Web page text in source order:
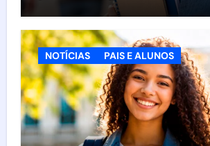
NOTÍCIAS PAIS E ALUNOS